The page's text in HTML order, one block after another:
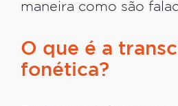
maneira como são
O que é a
fonética?